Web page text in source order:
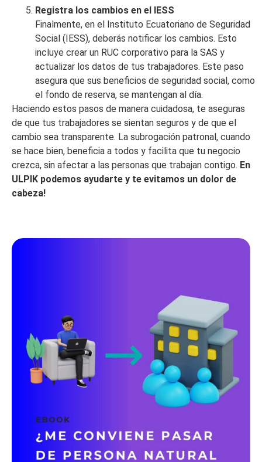
Registra los cambios en el IESS
Finalmente, en el Instituto Ecuatoriano de Seguridad
Social (IESS), deberás notificar los cambios. Esto
incluye crear un RUC corporativo para la SAS y
actualizar los datos de tus trabajadores. Este paso
asegura que sus beneficios de seguridad social, como
el fondo de reserva, se mantengan al día.
Haciendo estos pasos de manera cuidadosa, te aseguras
de que tus trabajadores se sientan seguros y de que el
cambio sea transparente. La subrogación patronal, cuando
se hace bien, beneficia a todos y facilita que tu negocio
crezca, sin afectar a las personas que trabajan contigo. En
ULPIK podemos ayudarte y te evitamos un dolor de
cabeza!